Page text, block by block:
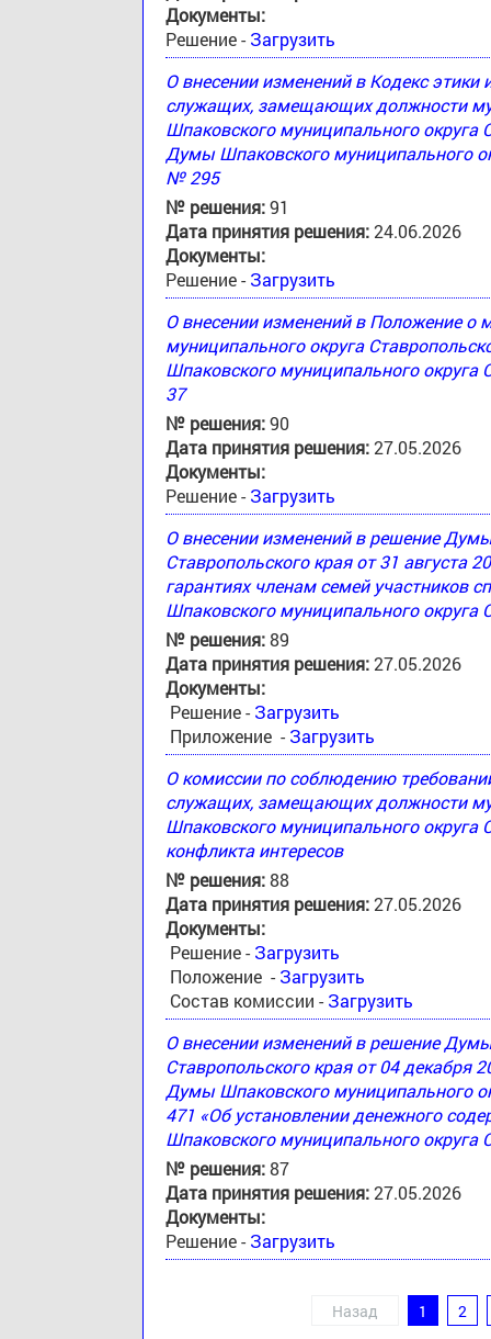
Документы:
Решение - Загрузить
О внесении изменений в Кодекс
служащих, замещающих должности
Шпаковского муниципального
Думы Шпаковского муниципального
№ 295
№ решения:91
Дата принятия решения:24.06.2026
Документы:
Решение - Загрузить
О внесении изменений в Положение
муниципального округа
Шпаковского муниципального округа
37
№ решения:90
Дата принятия решения:27.05.2026
Документы:
Решение - Загрузить
О внесении изменений в решение
Ставропольского края от 31
гарантиях членам семей участников
Шпаковского муниципального округа
№ решения:89
Дата принятия решения:27.05.2026
Документы:
Решение - Загрузить
Приложение - Загрузить
О комиссии по соблюдению
служащих, замещающих должности
Шпаковского муниципального округа
конфликта интересов
№ решения:88
Дата принятия решения:27.05.2026
Документы:
Решение - Загрузить
Положение - Загрузить
Состав комиссии - Загрузить
О внесении изменений в решение
Ставропольского края от 04 декабря
Думы Шпаковского муниципального
471 «Об установлении денежного
Шпаковского муниципального округа
№ решения:87
Дата принятия решения:27.05.2026
Документы:
Решение - Загрузить
Назад 1 2